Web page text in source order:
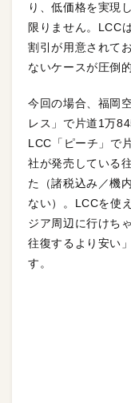
り、低価格を実現
限りません。LCC
割引が用意されて
ないケースが圧倒
今回の場合、福岡
レス」で片道1万
LCC「ピーチ」で
社が発売している
た（諸税込み／機
ない）。LCCを使
ジア周辺に行けち
往復するより安い
す。